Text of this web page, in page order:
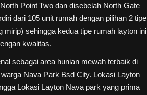
Point Two dan disebelah North Gate
dari 105 unit rumah dengan pilihan 2 tipe
mirip) sehingga kedua tipe rumah layton ini
kwalitas.
sebagai area hunian mewah terbaik di
Nava Park Bsd City. Lokasi Layton
Lokasi Layton Nava park yang prima